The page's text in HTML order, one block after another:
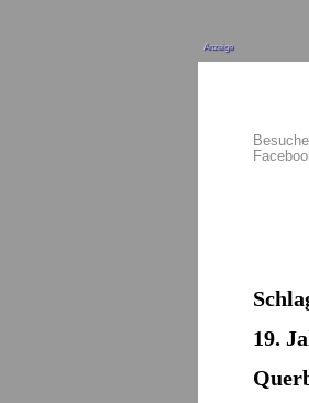
Anzeige
19.